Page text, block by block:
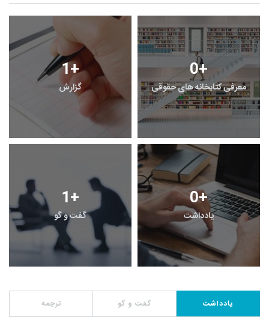
1+
گزارش
0+
معرفی کتابخانه های حقوقی
1+
گفت و گو
0+
یادداشت
یادداشت گفت و گو ترجمه